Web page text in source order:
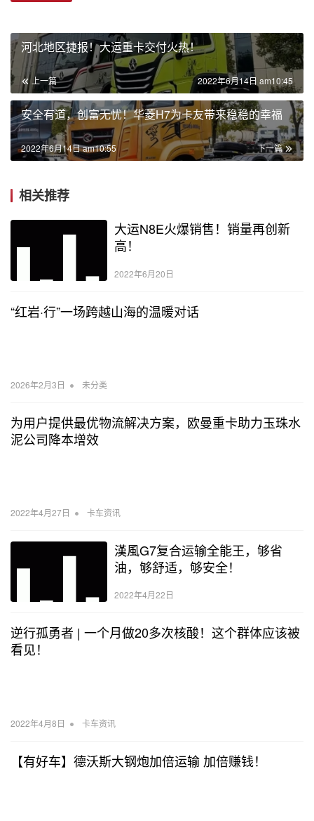
河北地区捷报！大运重卡交付火热！
上一篇 2022年6月14日 am10:45
安全有道，创富无忧！华菱H7为卡友带来稳稳的幸福
下一篇
2022年6月14日 am10:55
相关推荐
大运N8E火爆销售！销量再创新
高！
2022年6月20日
“红岩·行”一场跨越山海的温暖对话
2026年2月3日 • 未分类
为用户提供最优物流解决方案，欧曼重卡助力玉珠水
泥公司降本增效
2022年4月27日 • 卡车资讯
漢風G7复合运输全能王，够省
油，够舒适，够安全！
2022年4月22日
逆行孤勇者 | 一个月做20多次核酸！这个群体应该被
看见！
2022年4月8日 • 卡车资讯
【有好车】德沃斯大钢炮加倍运输 加倍赚钱！